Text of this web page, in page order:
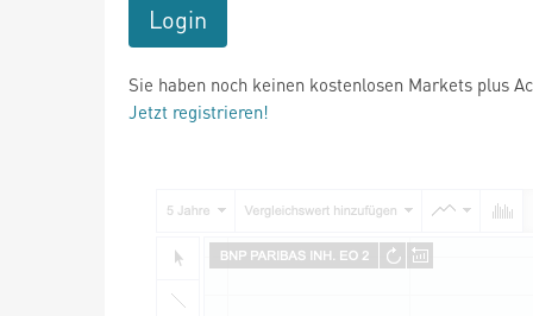
Login
Sie haben noch keinen kostenlosen Markets plus
Jetzt registrieren!